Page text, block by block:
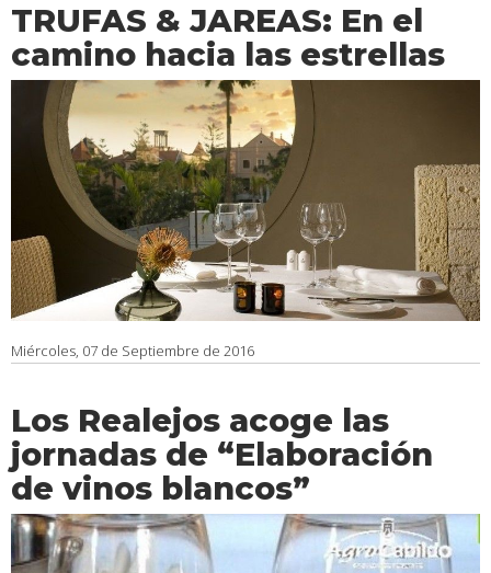
TRUFAS & JAREAS: En el
camino hacia las estrellas
Miércoles, 07 de Septiembre de 2016
Los Realejos acoge las
jornadas de “Elaboración
de vinos blancos”